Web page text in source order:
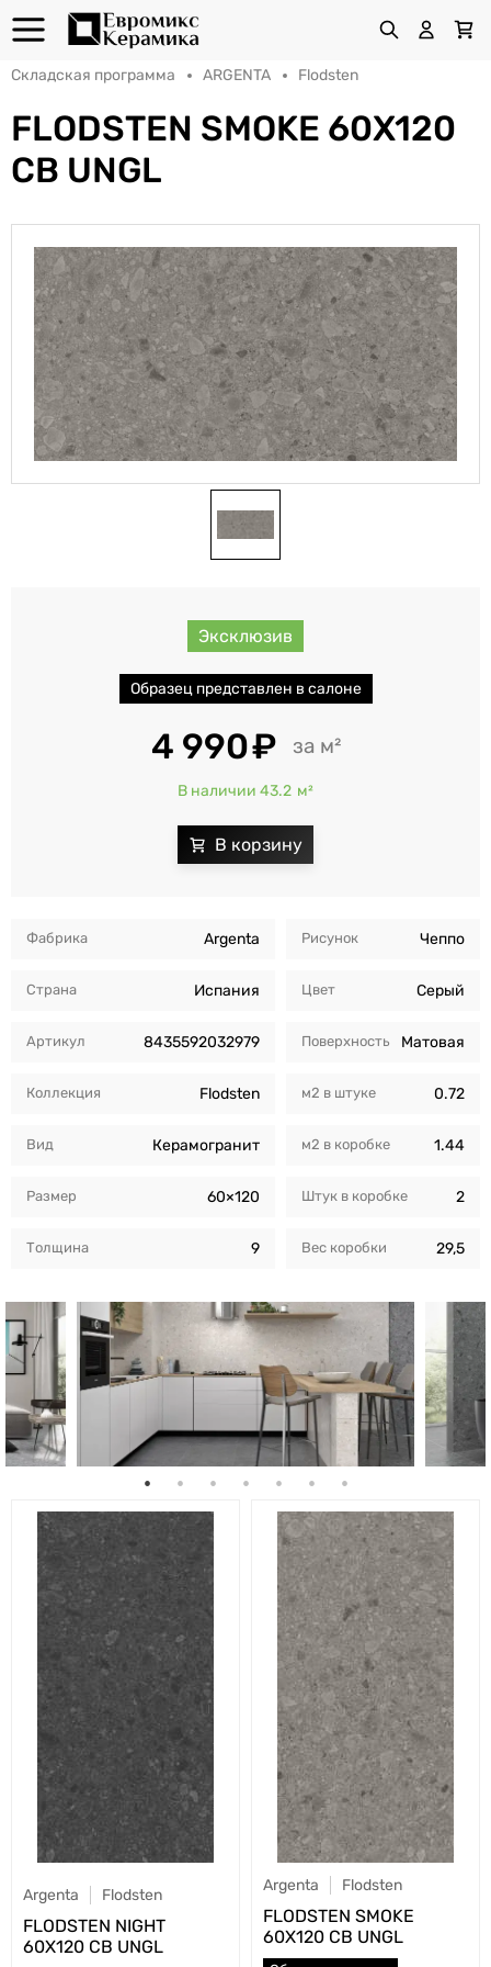
Складская программа ARGENTA Flodsten
FLODSTEN SMOKE 60X120
CB UNGL
Фабрика Argenta
Страна Испания
Артикул 8435592032979
Коллекция Flodsten
Вид Керамогранит
Размер 60×120
Толщина 9
Рисунок Чеппо
Цвет Серый
Поверхность Матовая
м2 в штуке 0.72
м2 в коробкe 1.44
Штук в коробкe 2
Вес коробки 29,5
Эксклюзив
Образец представлен в салоне
4 990 м²
В наличии 43.2 м²
Argenta Flodsten
FLODSTEN NIGHT
60X120 CB UNGL
Argenta Flodsten
FLODSTEN SMOKE
60X120 CB UNGL